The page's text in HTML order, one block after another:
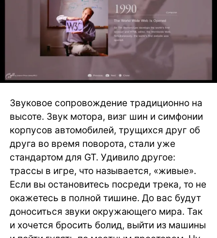
Звуковое сопровождение традиционно на
высоте. Звук мотора, визг шин и симфонии
корпусов автомобилей, трущихся друг об
друга во время поворота, стали уже
стандартом для GT. Удивило другое:
трассы в игре, что называется, «живые».
Если вы остановитесь посреди трека, то не
окажетесь в полной тишине. До вас будут
доноситься звуки окружающего мира. Так
и хочется бросить болид, выйти из машины